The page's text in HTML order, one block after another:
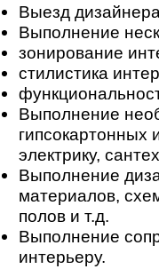
Выезд
Выполнение
зонирование
стилистика
Выполнение
гипсокартонных
электрику,
Выполнение
материалов,
полов и т.д.
Выполнение
интерьеру.